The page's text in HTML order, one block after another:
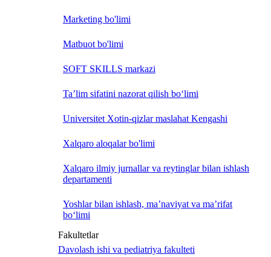
Marketing bo'limi
Matbuot bo'limi
SOFT SKILLS markazi
Ta’lim sifatini nazorat qilish bo‘limi
Universitet Xotin-qizlar maslahat Kengashi
Xalqaro aloqalar bo'limi
Xalqaro ilmiy jurnallar va reytinglar bilan ishlash
departamenti
Yoshlar bilan ishlash, ma’naviyat va ma’rifat
bo‘limi
Fakultetlar
Davolash ishi va pediatriya fakulteti